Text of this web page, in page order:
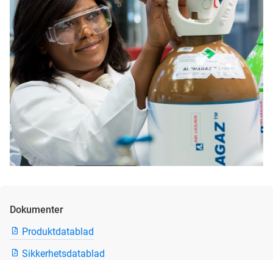
Dokumenter
Produktdatablad
Sikkerhetsdatablad